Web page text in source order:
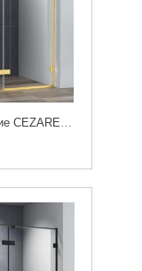
Душевое ограждение CEZARES BELLAGIO-AH-1-100/90-C-BORO